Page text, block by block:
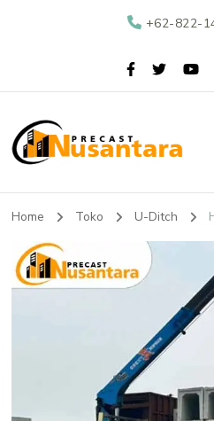
+62-822-
Home Toko U-Ditch